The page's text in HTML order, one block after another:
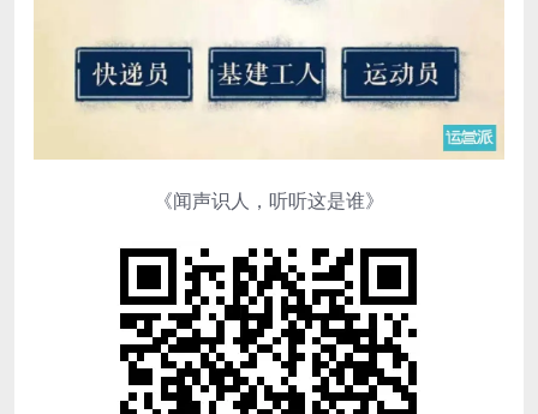
《闻声识人，听听这是谁》